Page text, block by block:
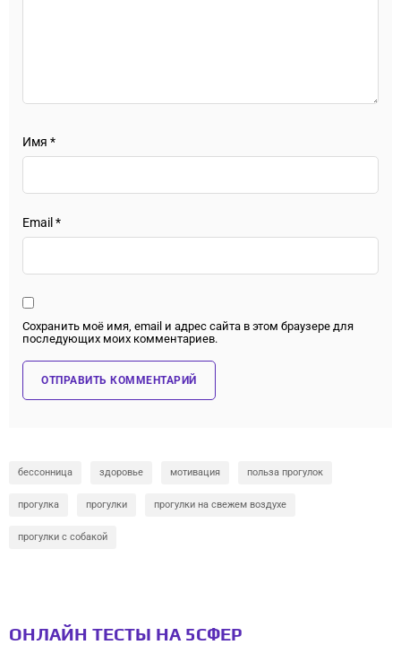
Имя *
Email *
Сохранить моё имя, email и адрес сайта в этом браузере для
последующих моих комментариев.
бессонница здоровье мотивация польза прогулок
прогулка прогулки прогулки на свежем воздухе
прогулки с собакой
ОНЛАЙН ТЕСТЫ НА 5СФЕР